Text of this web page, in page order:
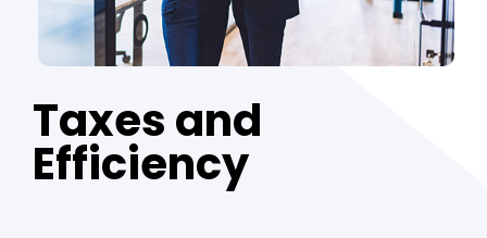
Taxes and
Efficiency